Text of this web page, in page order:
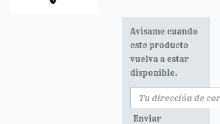
Avísame cuando
este producto
vuelva a estar
disponible.
Enviar